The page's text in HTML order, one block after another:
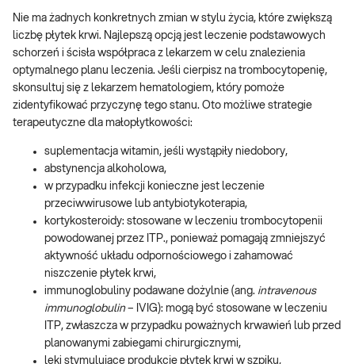
Nie ma żadnych konkretnych zmian w stylu życia, które zwiększą
liczbę płytek krwi. Najlepszą opcją jest leczenie podstawowych
schorzeń i ścisła współpraca z lekarzem w celu znalezienia
optymalnego planu leczenia. Jeśli cierpisz na trombocytopenię,
skonsultuj się z lekarzem hematologiem, który pomoże
zidentyfikować przyczynę tego stanu. Oto możliwe strategie
terapeutyczne dla małopłytkowości:
suplementacja witamin, jeśli wystąpiły niedobory,
abstynencja alkoholowa,
w przypadku infekcji konieczne jest leczenie
przeciwwirusowe lub antybiotykoterapia,
kortykosteroidy: stosowane w leczeniu trombocytopenii
powodowanej przez ITP., ponieważ pomagają zmniejszyć
aktywność układu odpornościowego i zahamować
niszczenie płytek krwi,
immunoglobuliny podawane dożylnie (ang. intravenous
immunoglobulin– IVIG): mogą być stosowane w leczeniu
ITP, zwłaszcza w przypadku poważnych krwawień lub przed
planowanymi zabiegami chirurgicznymi,
leki stymulujące produkcję płytek krwi w szpiku,